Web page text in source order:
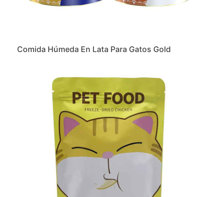
Comida Húmeda En Lata Para Gatos Gold